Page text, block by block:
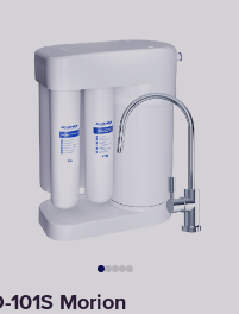
101S Morion